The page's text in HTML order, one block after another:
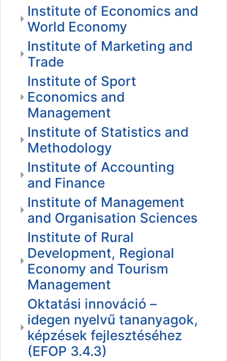
Institute of Economics and
World Economy
Institute of Marketing and
Trade
Institute of Sport
Economics and
Management
Institute of Statistics and
Methodology
Institute of Accounting
and Finance
Institute of Management
and Organisation Sciences
Institute of Rural
Development, Regional
Economy and Tourism
Management
Oktatási innováció –
idegen nyelvű tananyagok,
képzések fejlesztéséhez
(EFOP 3.4.3)